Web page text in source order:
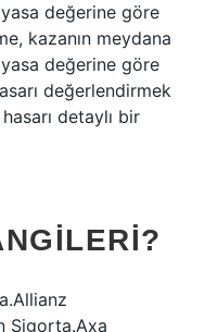
değerine göre
kazanın meydana
değerine göre
değerlendirmek
detaylı bir
Sigorta.Axa